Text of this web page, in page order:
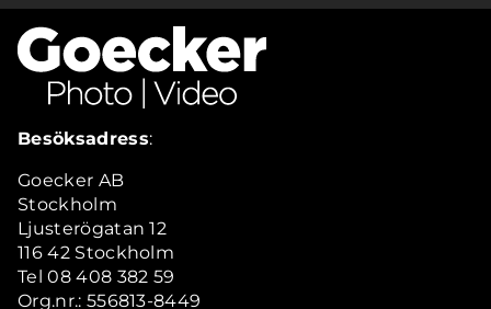
Besöksadress:
Goecker AB
Stockholm
Ljusterögatan 12
116 42 Stockholm
Tel 08 408 382 59
Org.nr.: 556813-8449